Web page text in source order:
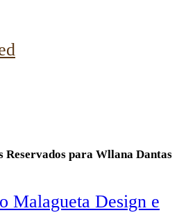
Reservados para Wllana Dantas
Malagueta Design e